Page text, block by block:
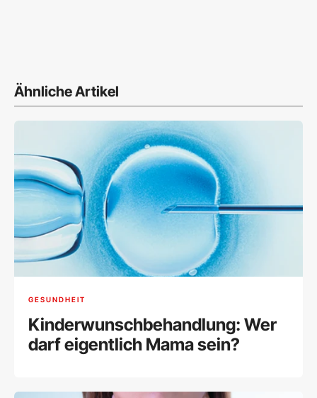
Ähnliche Artikel
GESUNDHEIT
Kinderwunschbehandlung: Wer
darf eigentlich Mama sein?